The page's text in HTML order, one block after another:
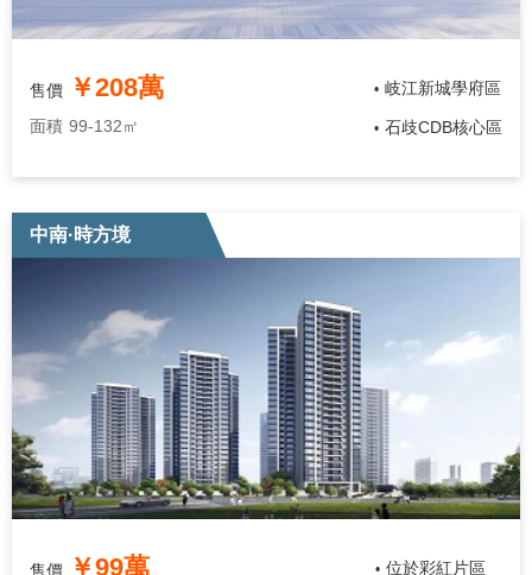
售價 ￥208萬
面積 99-132㎡
• 岐江新城學府區
• 石歧CDB核心區
中南·時方境
售價 ￥99萬 • 位於彩紅片區